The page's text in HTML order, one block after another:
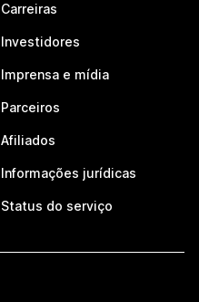
Carreiras
Investidores
Imprensa e mídia
Parceiros
Afiliados
Informações jurídicas
Status do serviço